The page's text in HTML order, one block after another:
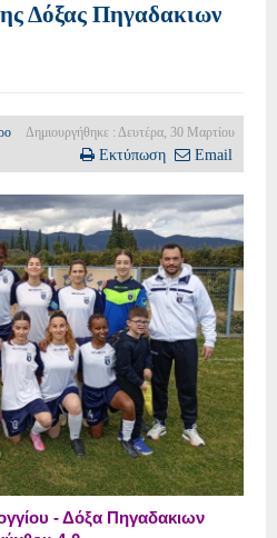
Δόξας Πηγαδακιων
Δημιουργήθηκε : Δευτέρα, 30 Μαρτίου
Εκτύπωση Email
ίου -Δόξα Πηγαδακιων